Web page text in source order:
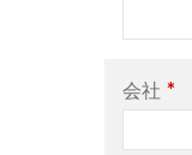
会社 *